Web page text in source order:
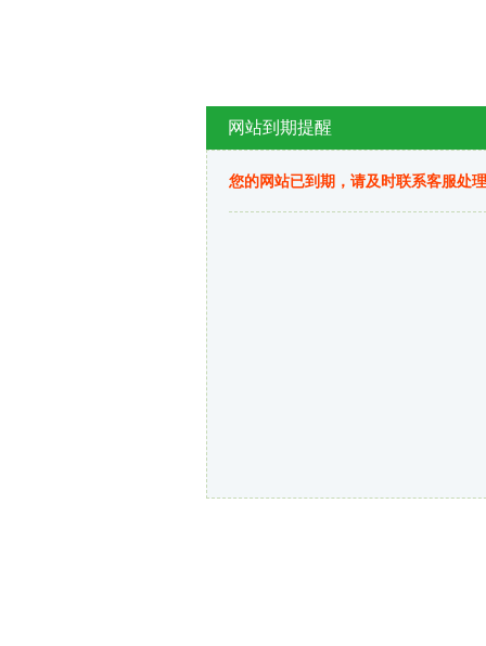
网站到期提醒
您的网站已到期，请及时联系客服处理